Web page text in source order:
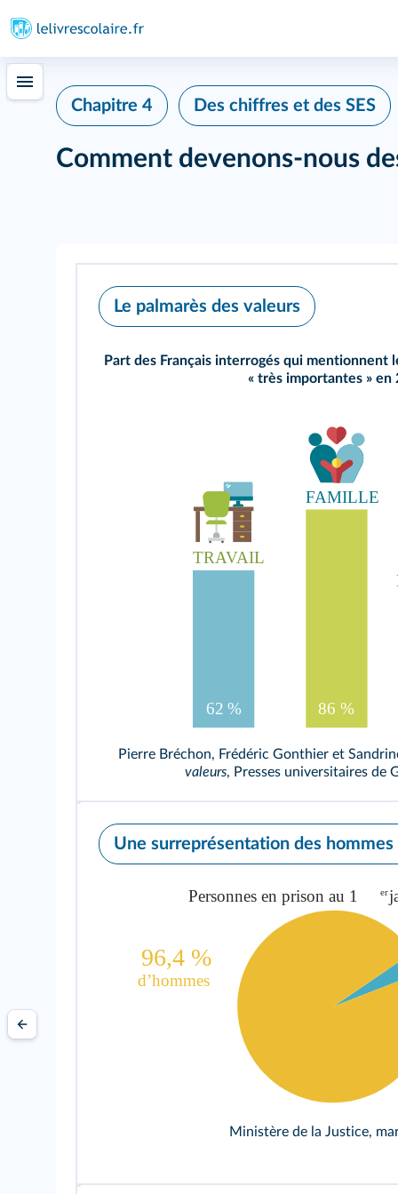
Chapitre 4 Des chiffres et des SES
Comment devenons-nous
Le palmarès des valeurs
Part des Français interrogés qui mentionnent
« très importantes » en
Pierre Bréchon, Frédéric Gonthier et
valeurs, Presses universitaires de
Une surreprésentation des hommes
Ministère de la Justice,